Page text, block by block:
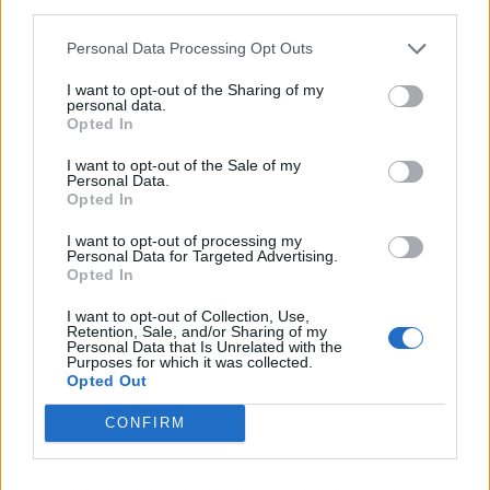
Personal Data Processing Opt Outs
I want to opt-out of the Sharing of my
personal data.
Opted In
I want to opt-out of the Sale of my
Personal Data.
Opted In
I want to opt-out of processing my
Personal Data for Targeted Advertising.
Opted In
I want to opt-out of Collection, Use,
Retention, Sale, and/or Sharing of my
Personal Data that Is Unrelated with the
Purposes for which it was collected.
Opted Out
CONFIRM
delar sökes)
Huggern goes big block with 427 ZL-1!
Camaro som bruksbil?!
Senaste inlägget av
Volkswagen split bus t1 1962 2559 svar
Senaste inlägget av
Golf Mk2 16v Turbo 137 svar
Senaste inlägget av 16vt4m torsdag 19:51i Projekt
Volvo 245 ?Turbo?
Senaste inlägget av
Renovering av en Honda Civic Aerodeck